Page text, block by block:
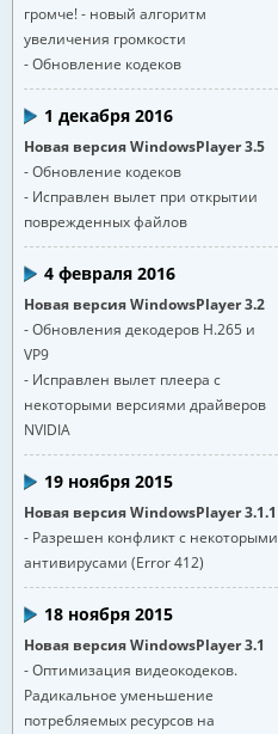
громче! - новый алгоритм
увеличения громкости
- Обновление кодеков
1 декабря 2016
Новая версия WindowsPlayer 3.5
- Обновление кодеков
- Исправлен вылет при открытии
поврежденных файлов
4 февраля 2016
Новая версия WindowsPlayer 3.2
- Обновления декодеров H.265 и
VP9
- Исправлен вылет плеера с
некоторыми версиями драйверов
NVIDIA
19 ноября 2015
Новая версия WindowsPlayer 3.1.1
- Разрешен конфликт с некоторыми
антивирусами (Error 412)
18 ноября 2015
Новая версия WindowsPlayer 3.1
- Оптимизация видеокодеков.
Радикальное уменьшение
потребляемых ресурсов на